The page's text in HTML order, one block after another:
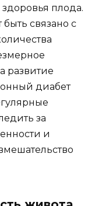
плода.
связано с
развитие
диабет
за
и